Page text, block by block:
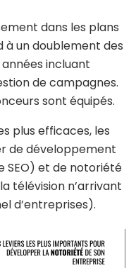
dans les plans
à un doublement des
incluant
de campagnes.
sont équipés.
plus efficaces, les
de développement
SEO) et de notoriété
télévision n’arrivant
d’entreprises).